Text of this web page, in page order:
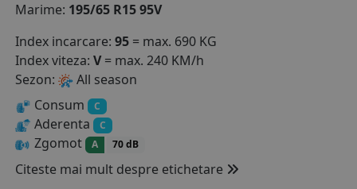
Marime: 195/65 R15 95V
Index incarcare: 95 = max. 690 KG
Index viteza: V= max. 240 KM/h
Sezon:
All season
Consum
C
Aderenta C
Zgomot A 70 dB
Citeste mai mult despre etichetare